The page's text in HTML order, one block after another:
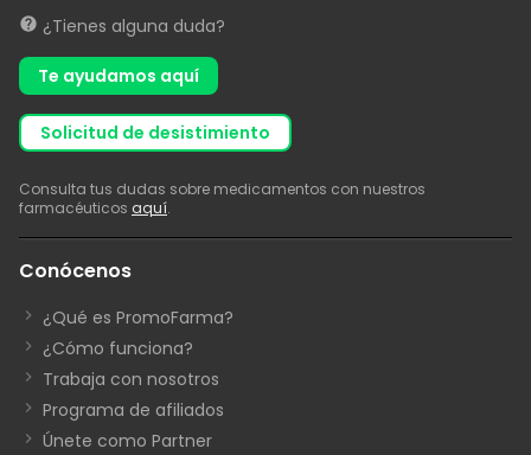
¿Tienes alguna duda?
Te ayudamos aquí
solicitud de desistimiento
Consulta tus dudas sobre medicamentos con nuestros
farmacéuticos aquí.
Conócenos
¿Qué es PromoFarma?
¿Cómo funciona?
Trabaja con nosotros
Programa de afiliados
Únete como Partner